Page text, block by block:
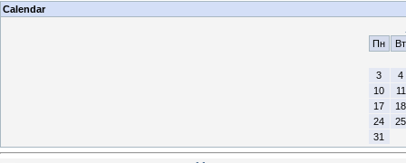
Calendar
Пн
Вт
3
4
10
11
17
18
24
25
31